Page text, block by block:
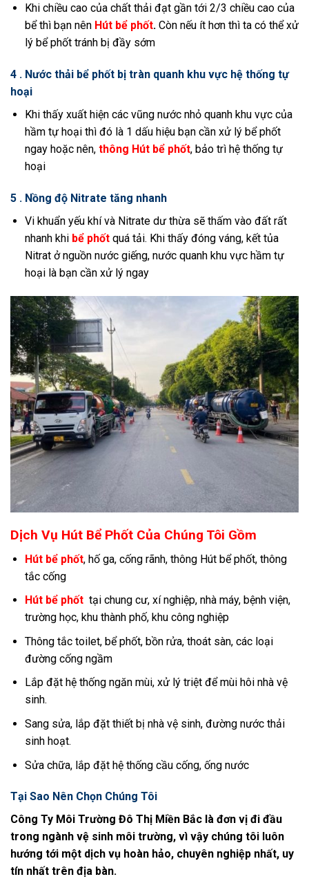
Khi chiều cao của chất thải đạt gần tới 2/3 chiều cao của
bể thì bạn nên Hút bể phốt.Còn nếu ít hơn thì ta có thể xử
lý bể phốt tránh bị đầy sớm
4 . Nước thải bể phốt bị tràn quanh khu vực hệ thống tự
hoại
Khi thấy xuất hiện các vũng nước nhỏ quanh khu vực của
hầm tự hoại thì đó là 1 dấu hiệu bạn cần xử lý bể phốt
ngay hoặc nên, thông Hút bể phốt, bảo trì hệ thống tự
hoại
5 . Nồng độ Nitrate tăng nhanh
Vi khuẩn yếu khí và Nitrate dư thừa sẽ thấm vào đất rất
nhanh khi bể phốt quá tải. Khi thấy đóng váng, kết tủa
Nitrat ở nguồn nước giếng, nước quanh khu vực hầm tự
hoại là bạn cần xử lý ngay
Dịch Vụ Hút Bể Phốt Của Chúng Tôi Gồm
Hút bể phốt, hố ga, cống rãnh, thông Hút bể phốt, thông
tắc cống
Hút bể phốt tại chung cư, xí nghiệp, nhà máy, bệnh viện,
trường học, khu thành phố, khu công nghiệp
Thông tắc toilet, bể phốt, bồn rửa, thoát sàn, các loại
đường cống ngầm
Lắp đặt hệ thống ngăn mùi, xử lý triệt để mùi hôi nhà vệ
sinh.
Sang sửa, lắp đặt thiết bị nhà vệ sinh, đường nước thải
sinh hoạt.
Sửa chữa, lắp đặt hệ thống cầu cống, ống nước
Tại Sao Nên Chọn Chúng Tôi
Công Ty Môi Trường Đô Thị Miền Bắc là đơn vị đi đầu
trong ngành vệ sinh môi trường, vì vậy chúng tôi luôn
hướng tới một dịch vụ hoàn hảo, chuyên nghiệp nhất, uy
tín nhất trên địa bàn.